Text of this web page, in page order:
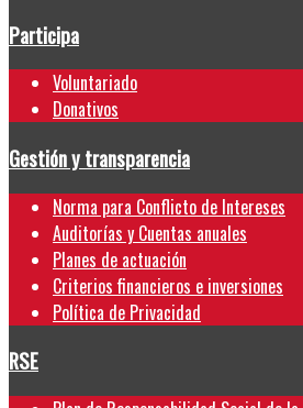
Participa
Voluntariado
Donativos
Gestión y transparencia
Norma para Conflicto de Intereses
Auditorías y Cuentas anuales
Planes de actuación
Criterios financieros e inversiones
Política de Privacidad
RSE